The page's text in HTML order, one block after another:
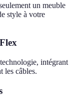
un meuble
style à votre
intégrant
les câbles.